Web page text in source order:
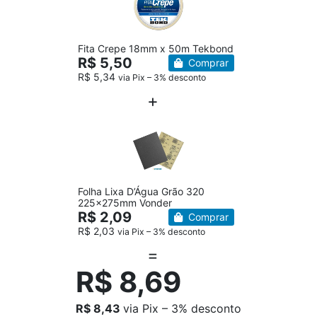
Fita Crepe 18mm x 50m Tekbond
R$ 5,50
R$ 5,34 via Pix – 3% desconto
Comprar
Folha Lixa D’Água Grão 320
225x275mm Vonder
R$ 2,09
R$ 2,03 via Pix – 3% desconto
Comprar
R$ 8,69
R$ 8,43 via Pix – 3% desconto